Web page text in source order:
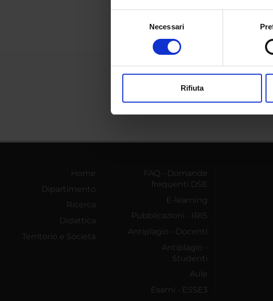
Con il tuo consenso, vorremmo anche:
raccogliere informazioni sulla tua
digitali).
modificare o ritirare il tuo consenso in
Necessari
Rifiuta
Home
Dipartimento
Ricerca
Didattica
Territorio e Società
FAQ - Domande
frequenti DSE
E-learning
Pubblicazioni - IRIS
Antiplagio - Docenti
Antiplagio -
Studenti
Aule
Esami - ESSE3